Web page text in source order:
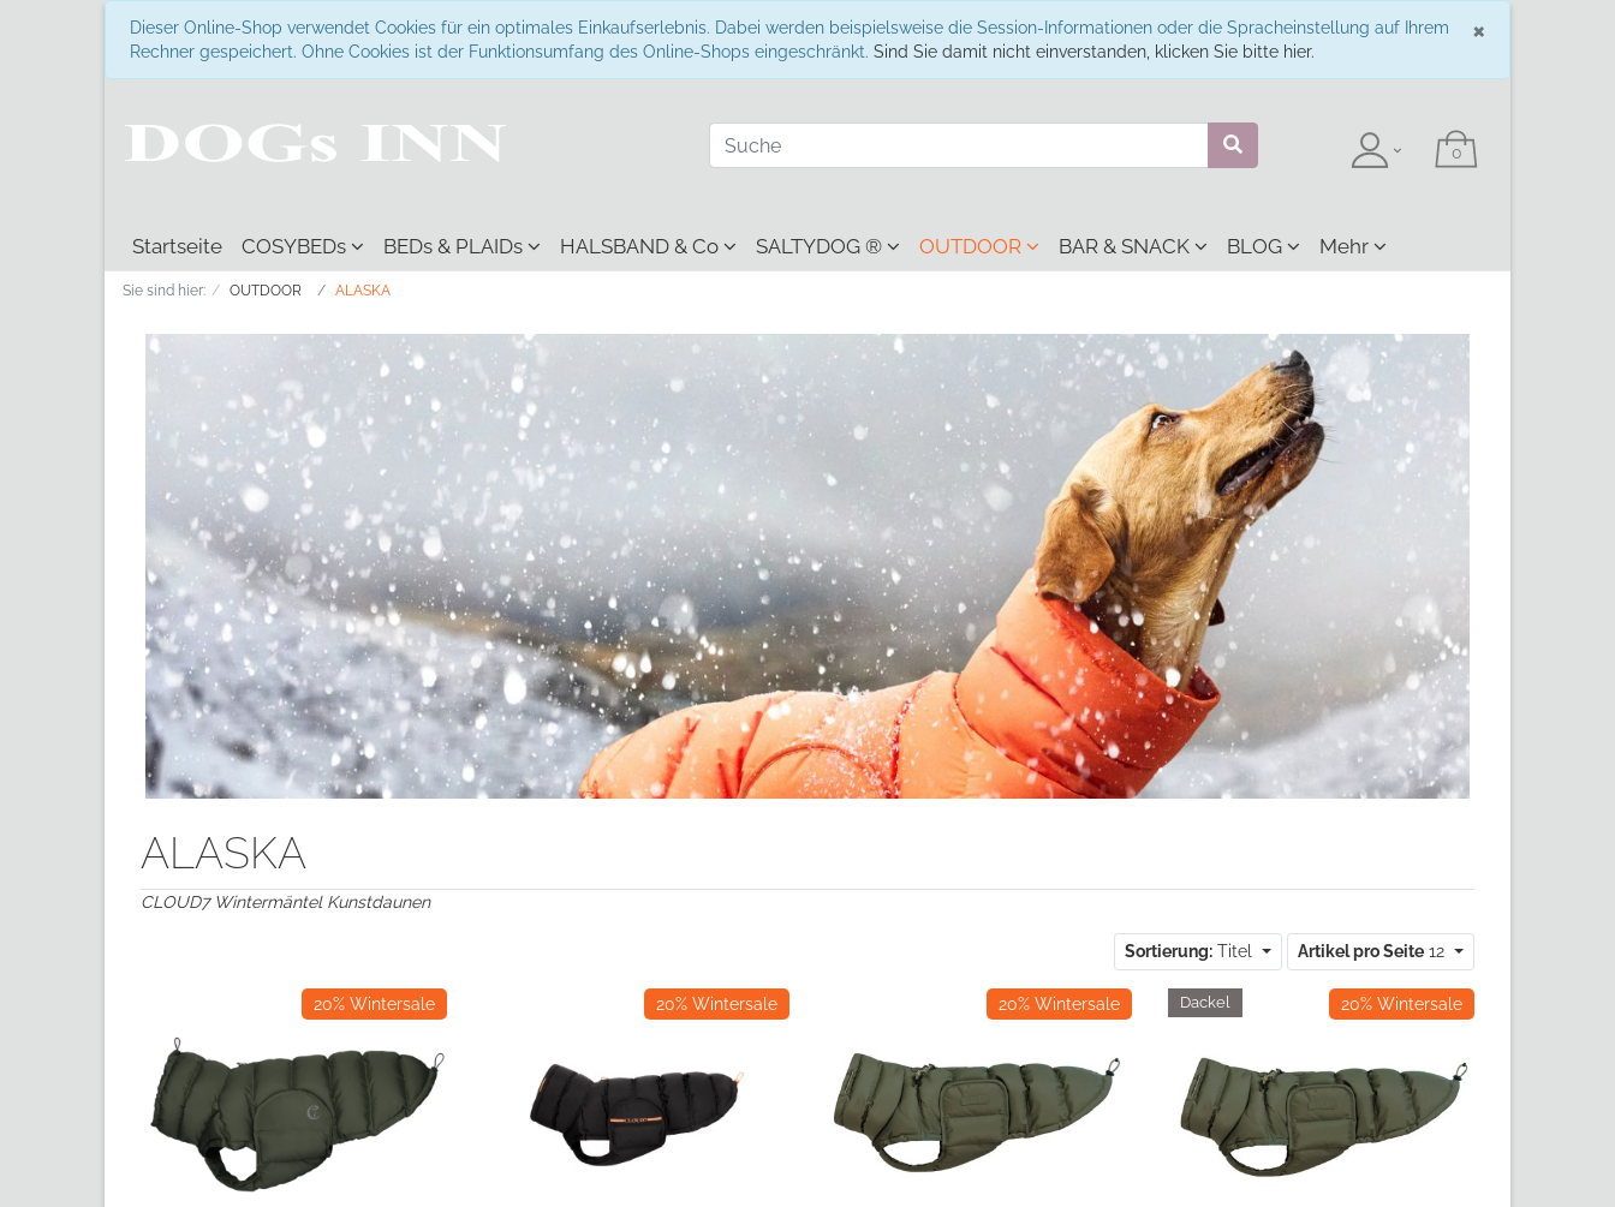
×
Dieser Online-Shop verwendet Cookies für ein optimales Einkaufserlebnis. Dabei werden beispielsweise die Session-Informationen oder die Spracheinstellung auf Ihrem
Rechner gespeichert. Ohne Cookies ist der Funktionsumfang des Online-Shops eingeschränkt. Sind Sie damit nicht einverstanden, klicken Sie bitte hier.
Startseite COSYBEDs BEDs & PLAIDs HALSBAND & Co SALTYDOG ® OUTDOOR BAR & SNACK BLOG Mehr
Sie sind hier: OUTDOOR ALASKA
ALASKA
CLOUD7 Wintermäntel Kunstdaunen
Sortierung: Titel Artikel pro Seite 12
20% Wintersale 20% Wintersale 20% Wintersale Dackel 20% Wintersale
Dackel